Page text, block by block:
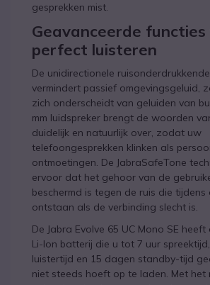
gesprekken mist.
Geavanceerde functies
perfect luisteren
De unidirectionele
vermindert passief omgevingsgeluid,
zich onderscheidt van geluiden van
mm luidspreker brengt de woorden
duidelijk en natuurlijk over, zodat uw
telefoongesprekken klinken als
ontmoetingen. De JabraSafeTone
ervoor dat het gehoor van de
beschermd is tegen de ruis die tijdens
ontstaan als de verbinding slecht is.
De Jabra Evolve 65 UC Mono SE
Li-Ion batterij die u tot 7 uur
luistertijd en 15 dagen standby-tijd
niet steeds hoeft op te laden. Met het